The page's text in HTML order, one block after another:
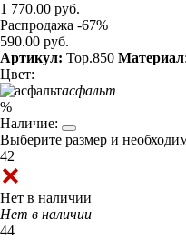
1 770.00 руб.
Распродажа -67%
590.00 руб.
Артикул: Top.850 Материал
Цвет:
асфальт
%
Наличие:
Выберите размер и
42
Нет в наличии
Нет в наличии
44